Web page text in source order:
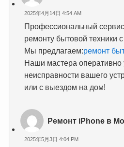
2025年4月14日 4:54 AM
Профессиональный
ремонту бытовой техники
Мы предлагаем:ремонт
Наши мастера оперативно
неисправности вашего
или с выездом на дом!
Ремонт iPhone в
2025年5月3日 4:04 PM